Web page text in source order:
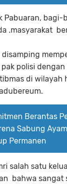
Pabuaran, bagi-
.masyarakat
polisi
di wilayah
Berantas
Sabung
Permanen
salah satu
bahwa sangat